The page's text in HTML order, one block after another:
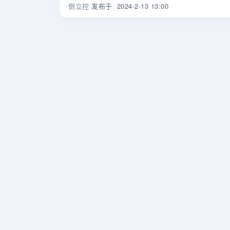
倒立控 发布于 2024-2-13 13:00